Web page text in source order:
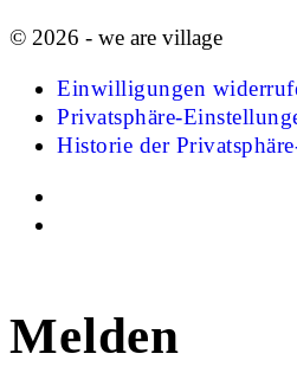
© 2026 - we are village
Einwilligungen
Privatsphäre-
Historie der
Melden